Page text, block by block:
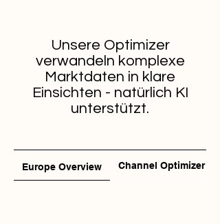
Unsere Optimizer
verwandeln komplexe
Marktdaten in klare
Einsichten - natürlich KI
unterstützt.
Europe Overview Channel Optimizer